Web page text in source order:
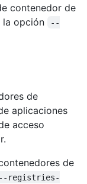
contenedor de
la opción
--
de
aplicaciones
acceso
de
--registries-